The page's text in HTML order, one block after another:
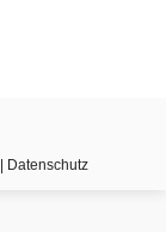
Datenschutz